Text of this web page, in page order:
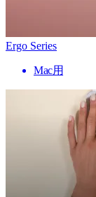
Ergo Series
Mac用